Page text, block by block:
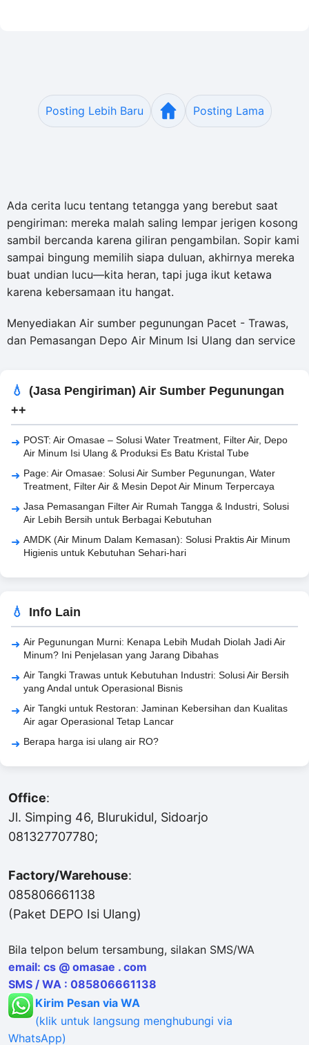
Posting Lebih Baru Posting Lama
Ada cerita lucu tentang tetangga yang berebut saat
pengiriman: mereka malah saling lempar jerigen kosong
sambil bercanda karena giliran pengambilan. Sopir kami
sampai bingung memilih siapa duluan, akhirnya mereka
buat undian lucu—kita heran, tapi juga ikut ketawa
karena kebersamaan itu hangat.
Menyediakan Air sumber pegunungan Pacet - Trawas,
dan Pemasangan Depo Air Minum Isi Ulang dan service
(Jasa Pengiriman) Air Sumber Pegunungan
++
POST: Air Omasae – Solusi Water Treatment, Filter Air, Depo
Air Minum Isi Ulang & Produksi Es Batu Kristal Tube
Page: Air Omasae: Solusi Air Sumber Pegunungan, Water
Treatment, Filter Air & Mesin Depot Air Minum Terpercaya
Jasa Pemasangan Filter Air Rumah Tangga & Industri, Solusi
Air Lebih Bersih untuk Berbagai Kebutuhan
AMDK (Air Minum Dalam Kemasan): Solusi Praktis Air Minum
Higienis untuk Kebutuhan Sehari-hari
Info Lain
Air Pegunungan Murni: Kenapa Lebih Mudah Diolah Jadi Air
Minum? Ini Penjelasan yang Jarang Dibahas
Air Tangki Trawas untuk Kebutuhan Industri: Solusi Air Bersih
yang Andal untuk Operasional Bisnis
Air Tangki untuk Restoran: Jaminan Kebersihan dan Kualitas
Air agar Operasional Tetap Lancar
Berapa harga isi ulang air RO?
Office:
Jl. Simping 46, Blurukidul, Sidoarjo
081327707780;
Factory/Warehouse:
085806661138
(Paket DEPO Isi Ulang)
Bila telpon belum tersambung, silakan SMS/WA
email: cs @ omasae . com
SMS / WA : 085806661138
Kirim Pesan via WA
(klik untuk langsung menghubungi via
WhatsApp)